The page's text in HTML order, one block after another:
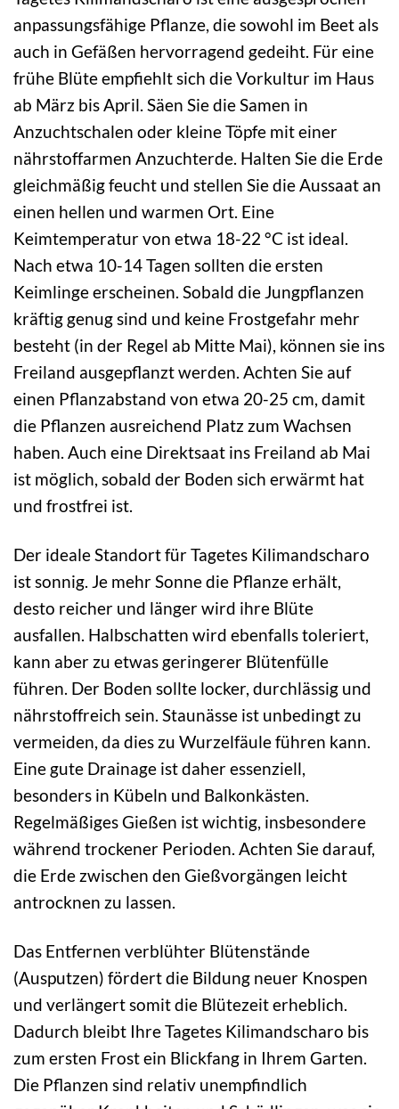
anpassungsfähige Pflanze, die sowohl im Beet als
auch in Gefäßen hervorragend gedeiht. Für eine
frühe Blüte empfiehlt sich die Vorkultur im Haus
ab März bis April. Säen Sie die Samen in
Anzuchtschalen oder kleine Töpfe mit einer
nährstoffarmen Anzuchterde. Halten Sie die Erde
gleichmäßig feucht und stellen Sie die Aussaat an
einen hellen und warmen Ort. Eine
Keimtemperatur von etwa 18-22 °C ist ideal.
Nach etwa 10-14 Tagen sollten die ersten
Keimlinge erscheinen. Sobald die Jungpflanzen
kräftig genug sind und keine Frostgefahr mehr
besteht (in der Regel ab Mitte Mai), können sie ins
Freiland ausgepflanzt werden. Achten Sie auf
einen Pflanzabstand von etwa 20-25 cm, damit
die Pflanzen ausreichend Platz zum Wachsen
haben. Auch eine Direktsaat ins Freiland ab Mai
ist möglich, sobald der Boden sich erwärmt hat
und frostfrei ist.
Der ideale Standort für Tagetes Kilimandscharo
ist sonnig. Je mehr Sonne die Pflanze erhält,
desto reicher und länger wird ihre Blüte
ausfallen. Halbschatten wird ebenfalls toleriert,
kann aber zu etwas geringerer Blütenfülle
führen. Der Boden sollte locker, durchlässig und
nährstoffreich sein. Staunässe ist unbedingt zu
vermeiden, da dies zu Wurzelfäule führen kann.
Eine gute Drainage ist daher essenziell,
besonders in Kübeln und Balkonkästen.
Regelmäßiges Gießen ist wichtig, insbesondere
während trockener Perioden. Achten Sie darauf,
die Erde zwischen den Gießvorgängen leicht
antrocknen zu lassen.
Das Entfernen verblühter Blütenstände
(Ausputzen) fördert die Bildung neuer Knospen
und verlängert somit die Blütezeit erheblich.
Dadurch bleibt Ihre Tagetes Kilimandscharo bis
zum ersten Frost ein Blickfang in Ihrem Garten.
Die Pflanzen sind relativ unempfindlich